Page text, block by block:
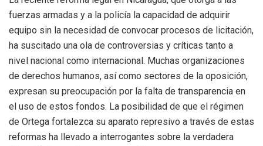
fuerzas armadas y a la policía la capacidad de adquirir
equipo sin la necesidad de convocar procesos de licitación,
ha suscitado una ola de controversias y críticas tanto a
nivel nacional como internacional. Muchas organizaciones
de derechos humanos, así como sectores de la oposición,
expresan su preocupación por la falta de transparencia en
el uso de estos fondos. La posibilidad de que el régimen
de Ortega fortalezca su aparato represivo a través de estas
reformas ha llevado a interrogantes sobre la verdadera